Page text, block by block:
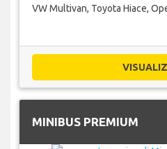
VW Multivan, Toyota Hiace,
MINIBUS PREMIUM